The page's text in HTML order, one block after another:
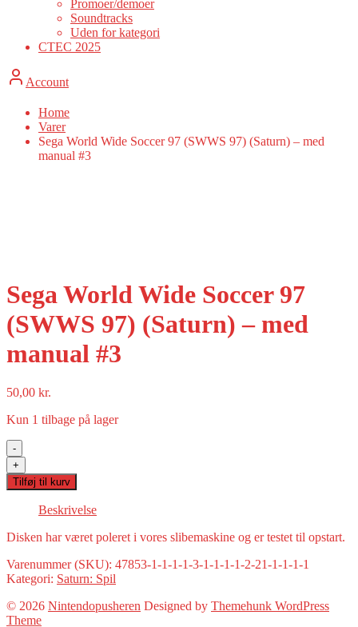
Promoer/demoer
Soundtracks
Uden for kategori
CTEC 2025
Account
Home
Varer
Sega World Wide Soccer 97 (SWWS 97) (Saturn) – med
manual #3
Sega World Wide Soccer 97
(SWWS 97) (Saturn) – med
manual #3
50,00 kr.
Kun 1 tilbage på lager
-
Sega
World
Wide
Soccer
(SWWS
(Saturn)
-
manual
#3
+
Tilføj til kurv
Beskrivelse
Disken har været poleret i vores slibemaskine og er testet til opstart.
Varenummer (SKU): 47853-1-1-1-1-3-1-1-1-1-2-21-1-1-1-1
Kategori: Saturn: Spil
© 2026 Nintendopusheren Designed by Themehunk WordPress
Theme